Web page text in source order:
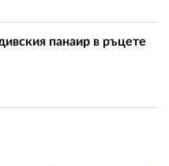
панаир в ръцете